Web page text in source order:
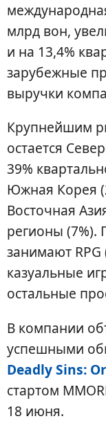
млрд вон,
и на 13,4%
зарубежные
выручки
Крупнейшим
остается
39%
Южная Корея
Восточная
регионы
занимают
казуальные
остальные
В компании
успешными
Deadly Sins:
стартом
18 июня.